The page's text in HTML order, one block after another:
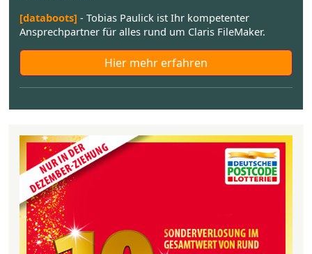
[databoots] - Tobias Paulick ist Ihr kompetenter
Ansprechpartner für alles rund um Claris FileMaker.
Hier mehr erfahren